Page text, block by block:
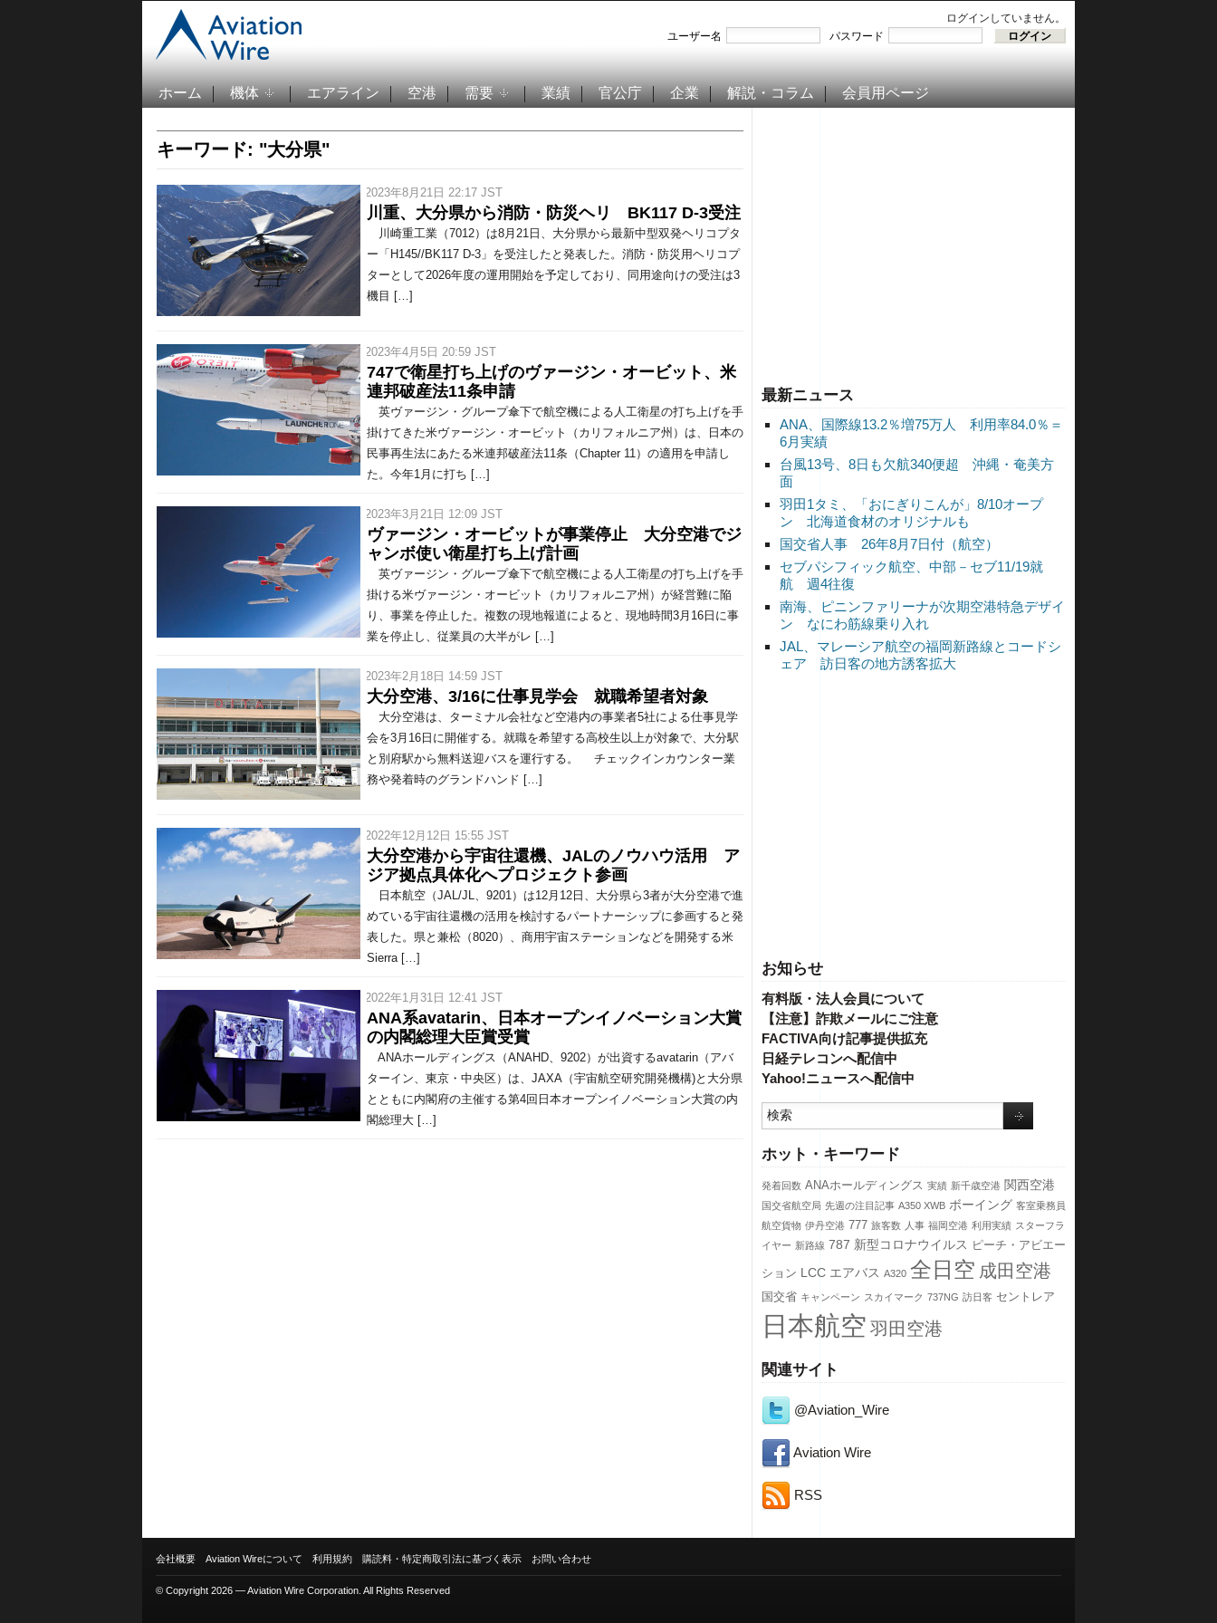
ログインしていません。
ユーザー名
パスワード
ホーム 機体 エアライン 空港 需要 業績 官公庁 企業 解説・コラム 会員用ページ
最新ニュース
ANA、国際線13.2％増75万人 利用率84.0％＝
6月実績
台風13号、8日も欠航340便超 沖縄・奄美方
面
羽田1タミ、「おにぎりこんが」8/10オープ
ン 北海道食材のオリジナルも
国交省人事 26年8月7日付（航空）
セブパシフィック航空、中部－セブ11/19就
航 週4往復
南海、ピニンファリーナが次期空港特急デザイ
ン なにわ筋線乗り入れ
JAL、マレーシア航空の福岡新路線とコードシ
ェア 訪日客の地方誘客拡大
お知らせ
有料版・法人会員について
【注意】詐欺メールにご注意
FACTIVA向け記事提供拡充
日経テレコンへ配信中
Yahoo!ニュースへ配信中
ホット・キーワード
発着回数 ANAホールディングス 実績 新千歳空港 関西空港
国交省航空局 先週の注目記事 A350 XWB ボーイング 客室乗務員
航空貨物 伊丹空港 777 旅客数 人事 福岡空港 利用実績 スターフラ
イヤー 新路線 787 新型コロナウイルス ピーチ・アビエー
ション LCC エアバス A320 全日空 成田空港
国交省 キャンペーン スカイマーク 737NG 訪日客 セントレア
日本航空 羽田空港
関連サイト
@Aviation_Wire
Aviation Wire
RSS
キーワード: "大分県"
/ 2023年8月21日 22:17 JST
川重、大分県から消防・防災ヘリ BK117 D-3受注
川崎重工業（7012）は8月21日、大分県から最新中型双発ヘリコプタ
ー「H145//BK117 D-3」を受注したと発表した。消防・防災用ヘリコプ
ターとして2026年度の運用開始を予定しており、同用途向けの受注は3
機目 […]
/ 2023年4月5日 20:59 JST
747で衛星打ち上げのヴァージン・オービット、米
連邦破産法11条申請
英ヴァージン・グループ傘下で航空機による人工衛星の打ち上げを手
掛けてきた米ヴァージン・オービット（カリフォルニア州）は、日本の
民事再生法にあたる米連邦破産法11条（Chapter 11）の適用を申請し
た。今年1月に打ち […]
/ 2023年3月21日 12:09 JST
ヴァージン・オービットが事業停止 大分空港でジ
ャンボ使い衛星打ち上げ計画
英ヴァージン・グループ傘下で航空機による人工衛星の打ち上げを手
掛ける米ヴァージン・オービット（カリフォルニア州）が経営難に陥
り、事業を停止した。複数の現地報道によると、現地時間3月16日に事
業を停止し、従業員の大半がレ […]
/ 2023年2月18日 14:59 JST
大分空港、3/16に仕事見学会 就職希望者対象
大分空港は、ターミナル会社など空港内の事業者5社による仕事見学
会を3月16日に開催する。就職を希望する高校生以上が対象で、大分駅
と別府駅から無料送迎バスを運行する。 チェックインカウンター業
務や発着時のグランドハンド […]
/ 2022年12月12日 15:55 JST
大分空港から宇宙往還機、JALのノウハウ活用 ア
ジア拠点具体化へプロジェクト参画
日本航空（JAL/JL、9201）は12月12日、大分県ら3者が大分空港で進
めている宇宙往還機の活用を検討するパートナーシップに参画すると発
表した。県と兼松（8020）、商用宇宙ステーションなどを開発する米
Sierra […]
/ 2022年1月31日 12:41 JST
ANA系avatarin、日本オープンイノベーション大賞
の内閣総理大臣賞受賞
ANAホールディングス（ANAHD、9202）が出資するavatarin（アバ
ターイン、東京・中央区）は、JAXA（宇宙航空研究開発機構)と大分県
とともに内閣府の主催する第4回日本オープンイノベーション大賞の内
閣総理大 […]
会社概要 Aviation Wireについて 利用規約 購読料・特定商取引法に基づく表示 お問い合わせ
© Copyright 2026 — Aviation Wire Corporation. All Rights Reserved